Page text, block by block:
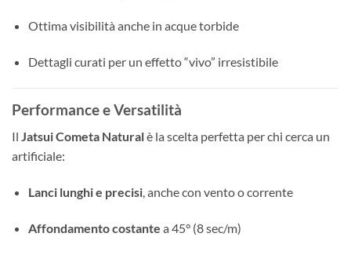
Ottima visibilità anche in acque torbide
Dettagli curati per un effetto “vivo” irresistibile
Performance e Versatilità
Il Jatsui Cometa Naturalè la scelta perfetta per chi cerca un
artificiale:
Lanci lunghi e precisi, anche con vento o corrente
Affondamento costante a 45° (8 sec/m)